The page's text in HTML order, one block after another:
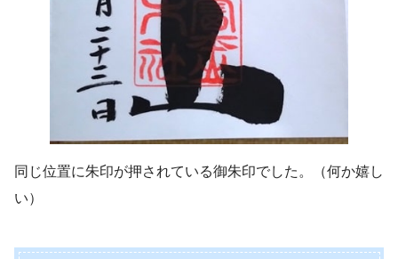
同じ位置に朱印が押されている御朱印でした。（何か嬉し
い）